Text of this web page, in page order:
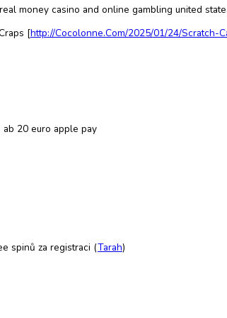
mit unseren Daily Refresh 40-Liter-
Wasser, das in einem
Engagement für Nachhaltigkeit und
gerne campen oder einfach
des natürlichen Gleichgewichts in Ihrem
nicht nur für eine Erfrischung, sondern
10-Liter-Beuteln mit basischem Wasser!